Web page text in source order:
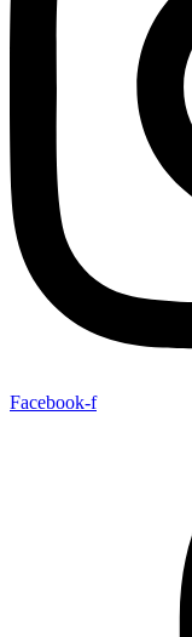
Facebook-f